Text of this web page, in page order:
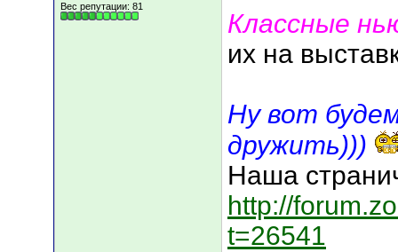
Вес репутации: 81
Классные
их на
Ну вот
дружить)))
Наша
http://
t=26541